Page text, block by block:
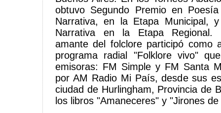
obtuvo Segundo Premio en
Narrativa, en la Etapa Municipal,
Narrativa en la Etapa Regional.
amante del folclore participó como
programa radial "Folklore vivo"
emisoras: FM Simple y FM Santa
por AM Radio Mi País, desde sus
ciudad de Hurlingham, Provincia de
los libros "Amaneceres" y "Jirones